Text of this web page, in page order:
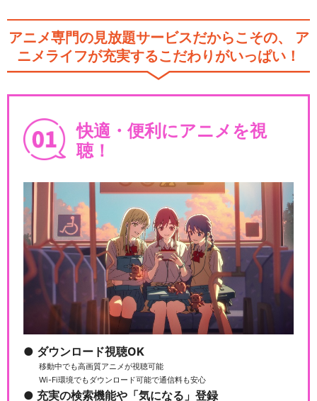
アニメ専門の見放題サービスだからこその、
ア
ニメライフが充実するこだわりがいっぱい！
快適・便利にアニメを視
聴！
ダウンロード視聴OK
移動中でも高画質アニメが視聴可能
Wi-Fi環境でもダウンロード可能で通信料も安心
充実の検索機能や「気になる」登録